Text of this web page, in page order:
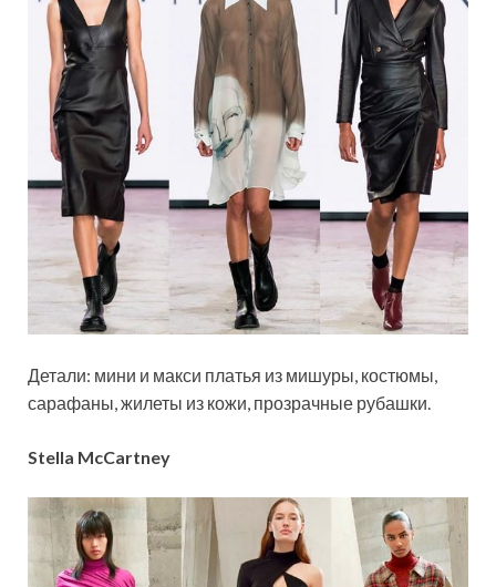
Детали: мини и макси платья из мишуры, костюмы,
сарафаны, жилеты из кожи, прозрачные рубашки.
Stella McCartney